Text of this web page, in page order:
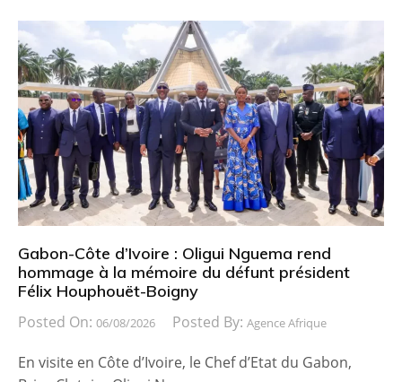
Gabon-Côte d’Ivoire : Oligui Nguema rend
hommage à la mémoire du défunt président
Félix Houphouët-Boigny
Posted On: 06/08/2026 Posted By: Agence Afrique
En visite en Côte d’Ivoire, le Chef d’Etat du Gabon,